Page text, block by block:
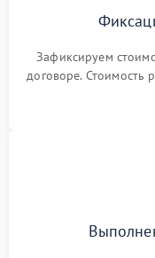
Зафиксируем
договоре. Стоимость